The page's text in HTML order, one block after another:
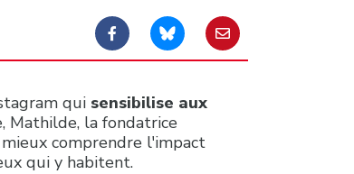
qui sensibilise aux
Mathilde, la fondatrice
comprendre l'impact
qui y habitent.